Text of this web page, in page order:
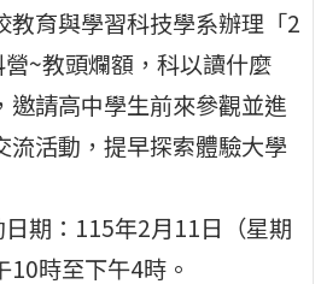
教育與學習科技學系辦理「2
~教頭爛額，科以讀什麼
邀請高中學生前來參觀並進
流活動，提早探索體驗大學
期：115年2月11日（星期
10時至下午4時。